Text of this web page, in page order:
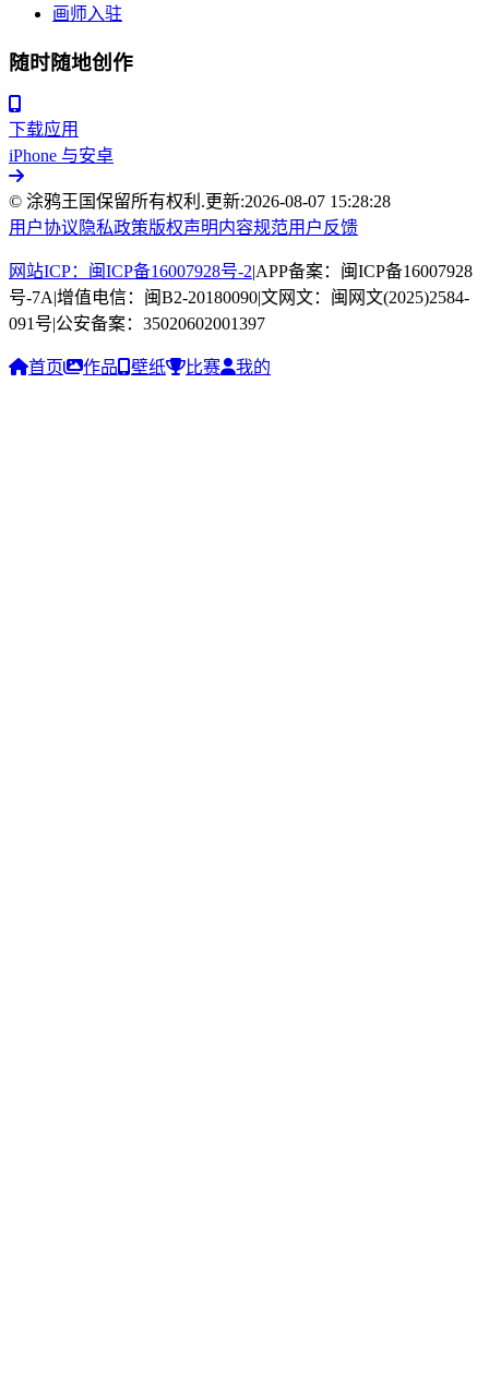
画师入驻
随时随地创作
下载应用
iPhone 与安卓
© 涂鸦王国保留所有权利.更新:2026-08-07 15:28:28
用户协议 隐私政策版权声明内容规范用户反馈
网站ICP：闽ICP备16007928号-2|APP备案：闽ICP备16007928
号-7A|增值电信：闽B2-20180090|文网文：闽网文(2025)2584-
091号|公安备案：35020602001397
首页 作品 壁纸 比赛 我的